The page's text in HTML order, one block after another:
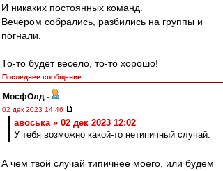
И никаких постоянных команд.
Вечером собрались, разбились на группы и
погнали.
То-то будет весело, то-то хорошо!
Последнее сообщение
МосфОлд -
02 дек 2023 14:46
авоська » 02 дек 2023 12:02
У тебя возможно какой-то нетипичный случай.
А чем твой случай типичнее моего, или будем